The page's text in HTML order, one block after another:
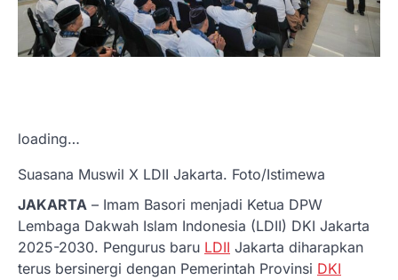
loading…
Suasana Muswil X LDII Jakarta. Foto/Istimewa
JAKARTA – Imam Basori menjadi Ketua DPW
Lembaga Dakwah Islam Indonesia (LDII) DKI Jakarta
2025-2030. Pengurus baru LDII Jakarta diharapkan
terus bersinergi dengan Pemerintah Provinsi DKI